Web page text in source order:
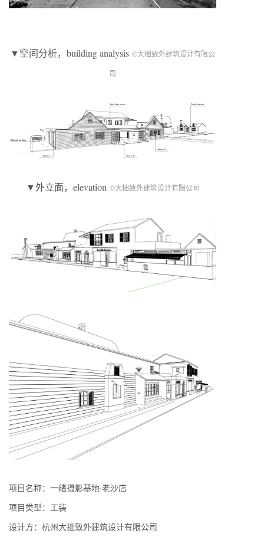
▼空间分析，building analysis ©大拙致外建筑设计有限公
司
▼外立面，elevation ©大拙致外建筑设计有限公司
项目名称：一绪摄影基地·老沙店
项目类型：工装
设计方：杭州大拙致外建筑设计有限公司